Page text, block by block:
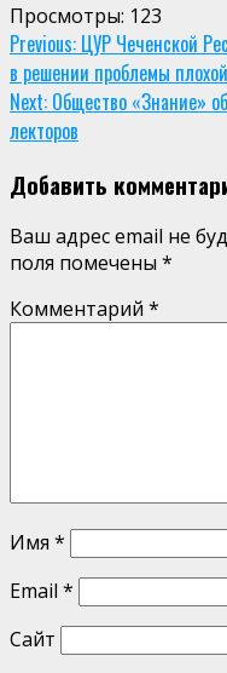
Просмотры: 123
Continue
Reading
Previous: ЦУР Чеченской
в решении проблемы
Next: Общество «Знание»
лекторов
Добавить
Ваш адрес email не
поля помечены *
Комментарий *
Имя *
Email *
Сайт